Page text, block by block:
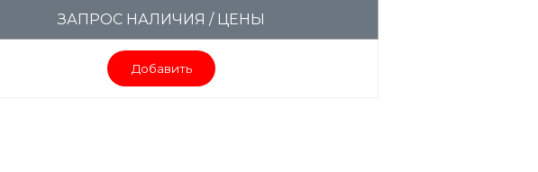
ЗАПРОС НАЛИЧИЯ / ЦЕНЫ
Добавить